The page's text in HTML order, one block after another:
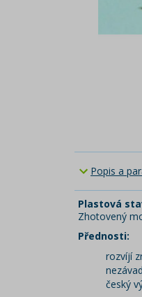
Popis a
Plastová
Zhotovený
Přednosti:
rozvíjí
český